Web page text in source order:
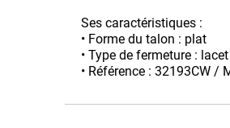
Ses caractéristiques :
• Forme du talon : plat
• Type de fermeture : lacet
• Référence : 32193CW /